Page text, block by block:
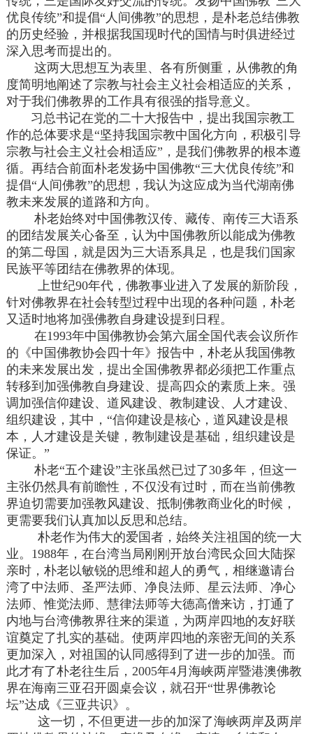
优良传统”和提倡“人间佛教”的思想，是朴老总结佛教
的历史经验，并根据我国现时代的国情与时俱进经过
深入思考而提出的。
这两大思想互为表里、各有所侧重，从佛教的角
度简明地阐述了宗教与社会主义社会相适应的关系，
对于我们佛教界的工作具有很强的指导意义。
习总书记在党的二十大报告中，提出我国宗教工
作的总体要求是“坚持我国宗教中国化方向，积极引导
宗教与社会主义社会相适应”，是我们佛教界的根本遵
循。再结合前面朴老发扬中国佛教“三大优良传统”和
提倡“人间佛教”的思想，我认为这应成为当代湖南佛
教未来发展的道路和方向。
朴老始终对中国佛教汉传、藏传、南传三大语系
的团结发展关心备至，认为中国佛教所以能成为佛教
的第二母国，就是因为三大语系具足，也是我们国家
民族平等团结在佛教界的体现。
上世纪90年代，佛教事业进入了发展的新阶段，
针对佛教界在社会转型过程中出现的各种问题，朴老
又适时地将加强佛教自身建设提到日程。
在1993年中国佛教协会第六届全国代表会议所作
的《中国佛教协会四十年》报告中，朴老从我国佛教
的未来发展出发，提出全国佛教界都必须把工作重点
转移到加强佛教自身建设、提高四众的素质上来。强
调加强信仰建设、道风建设、教制建设、人才建设、
组织建设，其中，“信仰建设是核心，道风建设是根
本，人才建设是关键，教制建设是基础，组织建设是
保证。”
朴老“五个建设”主张虽然已过了30多年，但这一
主张仍然具有前瞻性，不仅没有过时，而在当前佛教
界迫切需要加强教风建设、抵制佛教商业化的时候，
更需要我们认真加以反思和总结。
朴老作为伟大的爱国者，始终关注祖国的统一大
业。1988年，在台湾当局刚刚开放台湾民众回大陆探
亲时，朴老以敏锐的思维和超人的勇气，相继邀请台
湾了中法师、圣严法师、净良法师、星云法师、净心
法师、惟觉法师、慧律法师等大德高僧来访，打通了
内地与台湾佛教界往来的渠道，为两岸四地的友好联
谊奠定了扎实的基础。使两岸四地的亲密无间的关系
更加深入，对祖国的认同感得到了进一步的加强。而
此才有了朴老往生后，2005年4月海峡两岸暨港澳佛教
界在海南三亚召开圆桌会议，就召开“世界佛教论
坛”达成《三亚共识》。
这一切，不但更进一步的加深了海峡两岸及两岸